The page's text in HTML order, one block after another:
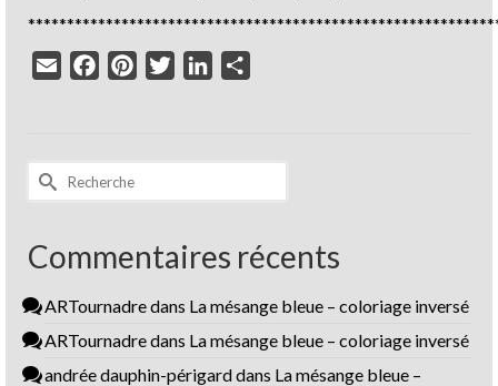
Email
FacebookPinterestTwitterLinkedIn
Rechercher :
Commentaires récents
ARTournadredans La mésange bleue – coloriage inversé
ARTournadredans La mésange bleue – coloriage inversé
andrée dauphin-périgarddans La mésange bleue –